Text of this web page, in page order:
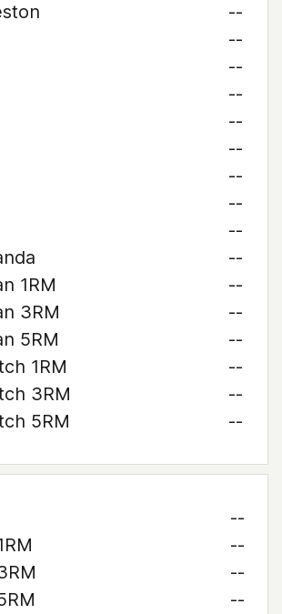
--
--
--
--
--
--
--
--
--
--
1RM
--
3RM
--
5RM
--
1RM
--
3RM
--
5RM
--
--
--
--
--